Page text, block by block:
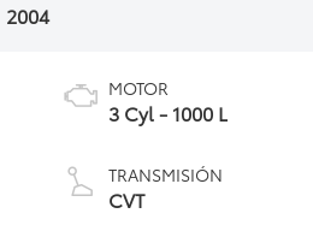
2004
MOTOR
3 Cyl - 1000 L
TRANSMISIÓN
CVT